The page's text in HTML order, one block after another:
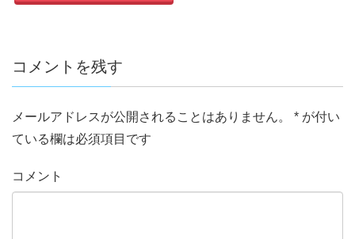
コメントを残す
メールアドレスが公開されることはありません。 * が付い
ている欄は必須項目です
コメント